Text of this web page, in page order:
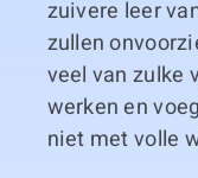
zuivere leer
zullen
veel van zulke
werken en
niet met volle